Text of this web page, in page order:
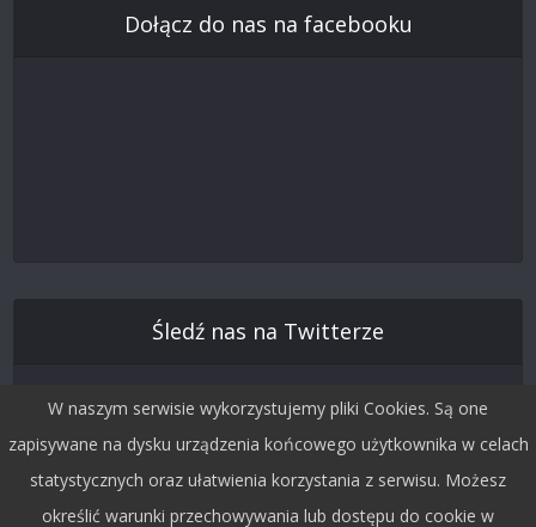
Dołącz do nas na facebooku
Śledź nas na Twitterze
W naszym serwisie wykorzystujemy pliki Cookies. Są one
zapisywane na dysku urządzenia końcowego użytkownika w celach
statystycznych oraz ułatwienia korzystania z serwisu. Możesz
określić warunki przechowywania lub dostępu do cookie w